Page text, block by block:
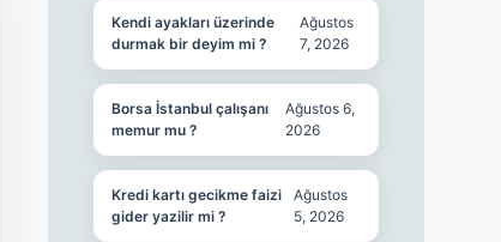
Kendi ayakları üzerinde
durmak bir deyim mi ?
Ağustos
7, 2026
Borsa İstanbul çalışanı
memur mu ?
Ağustos 6,
2026
Kredi kartı gecikme faizi
gider yazilir mi ?
Ağustos
5, 2026